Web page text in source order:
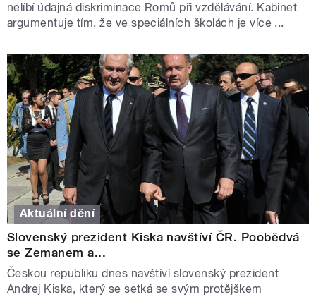
nelíbí údajná diskriminace Romů při vzdělávání. Kabinet
argumentuje tím, že ve speciálních školách je více ...
Aktuální dění
Slovenský prezident Kiska navštíví ČR. Poobědvá
se Zemanem a...
Českou republiku dnes navštíví slovenský prezident
Andrej Kiska, který se setká se svým protějškem